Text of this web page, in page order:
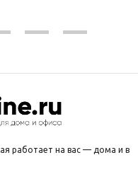
работает на вас — дома и в